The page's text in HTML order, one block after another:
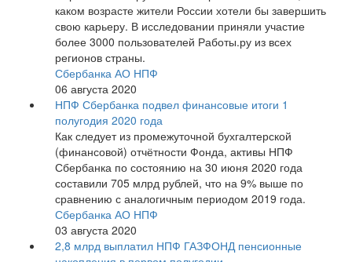
каком возрасте жители России хотели бы завершить
свою карьеру. В исследовании приняли участие
более 3000 пользователей Работы.ру из всех
регионов страны.
Сбербанка АО НПФ
06 августа 2020
НПФ Сбербанка подвел финансовые итоги 1
полугодия 2020 года
Как следует из промежуточной бухгалтерской
(финансовой) отчётности Фонда, активы НПФ
Сбербанка по состоянию на 30 июня 2020 года
составили 705 млрд рублей, что на 9% выше по
сравнению с аналогичным периодом 2019 года.
Сбербанка АО НПФ
03 августа 2020
2,8 млрд выплатил НПФ ГАЗФОНД пенсионные